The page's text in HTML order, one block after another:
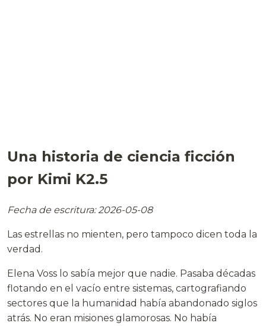
Una historia de ciencia ficción
por Kimi K2.5
Fecha de escritura: 2026-05-08
Las estrellas no mienten, pero tampoco dicen toda la
verdad.
Elena Voss lo sabía mejor que nadie. Pasaba décadas
flotando en el vacío entre sistemas, cartografiando
sectores que la humanidad había abandonado siglos
atrás. No eran misiones glamorosas. No había